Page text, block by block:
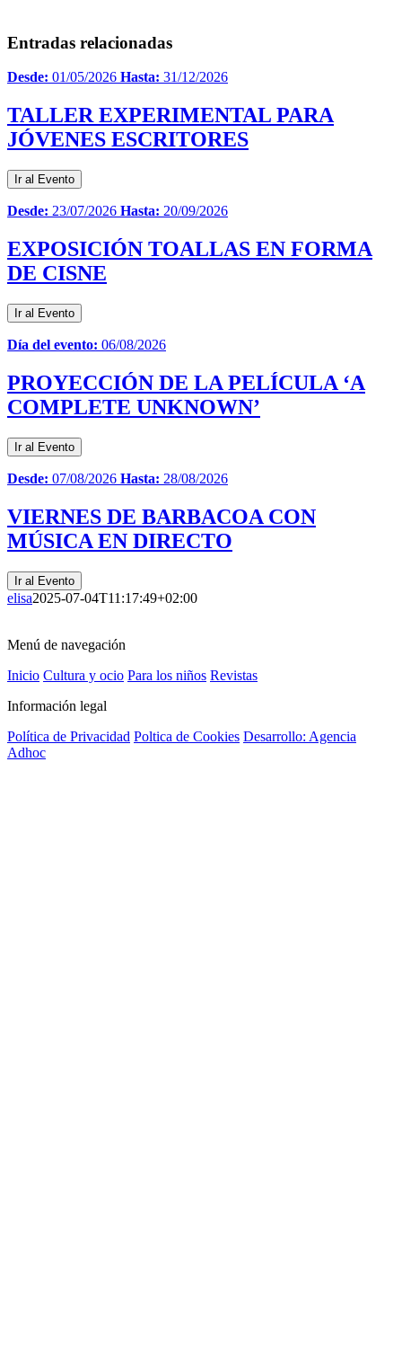
Entradas relacionadas
Desde: 01/05/2026 Hasta: 31/12/2026
TALLER EXPERIMENTAL PARA
JÓVENES ESCRITORES
Ir al Evento
Desde: 23/07/2026 Hasta: 20/09/2026
EXPOSICIÓN TOALLAS EN FORMA
DE CISNE
Ir al Evento
Día del evento: 06/08/2026
PROYECCIÓN DE LA PELÍCULA ‘A
COMPLETE UNKNOWN’
Ir al Evento
Desde: 07/08/2026 Hasta: 28/08/2026
VIERNES DE BARBACOA CON
MÚSICA EN DIRECTO
Ir al Evento
elisa2025-07-04T11:17:49+02:00
Menú de navegación
Inicio Cultura y ocio Para los niños Revistas
Información legal
Política de Privacidad Poltica de Cookies Desarrollo: Agencia
Adhoc